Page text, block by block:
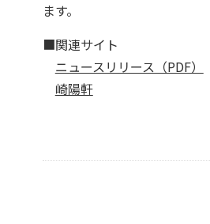
ます。
■関連サイト
ニュースリリース（PDF）
崎陽軒